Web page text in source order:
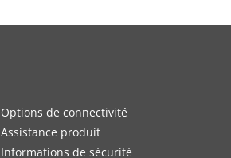
Options de connectivité
Assistance produit
Informations de sécurité